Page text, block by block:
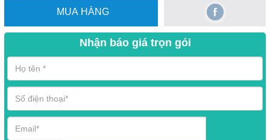
MUA HÀNG
Nhận báo giá trọn gói